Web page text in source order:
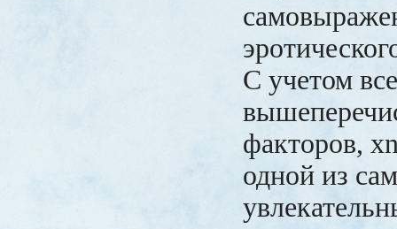
С учетом
факторов,
одной из